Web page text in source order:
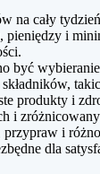
na cały
pieniędzy i
być
produkty i
i
przypraw i
dla